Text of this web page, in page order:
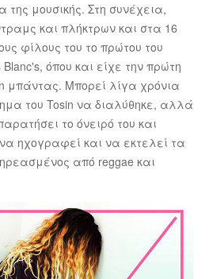
της μουσικής. Στη συνέχεια,
και πλήκτρων και στα 16
φίλους του το πρώτου του
όπου και είχε την πρώτη
μπάντας. Μπορεί λίγα χρόνια
του Tosin να διαλύθηκε, αλλά
το όνειρό του και
ηχογραφεί και να εκτελεί τα
από reggae και